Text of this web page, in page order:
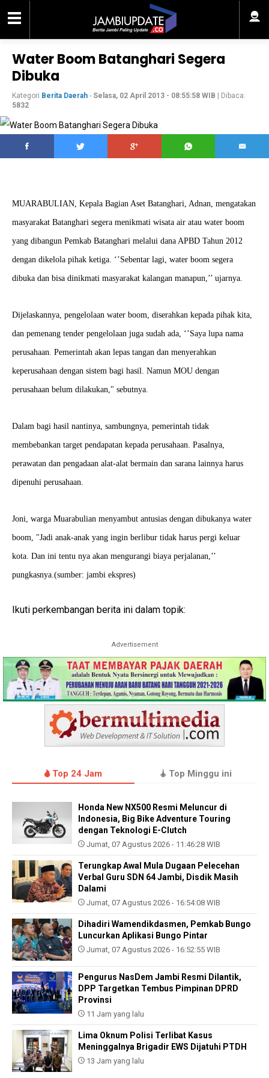
Water Boom Batanghari Segera
Dibuka
Kategori Berita Daerah - Selasa, 02 April 2013 - 08:55:58 WIB | Dibaca:
5832
MUARABULIAN, Kepala Bagian Aset Batanghari, Adnan, mengatakan
masyarakat Batanghari segera menikmati wisata air atau water boom
yang dibangun Pemkab Batanghari melalui dana APBD Tahun 2012
dengan dikelola pihak ketiga. ‘’Sebentar lagi, water boom segera
dibuka dan bisa dinikmati masyarakat kalangan manapun,’’ ujarnya.
Dijelaskannya, pengelolaan water boom, diserahkan kepada pihak kita,
dan pemenang tender pengelolaan juga sudah ada, ‘’Saya lupa nama
perusahaan. Pemerintah akan lepas tangan dan menyerahkan
keperusahaan dengan sistem bagi hasil. Namun MOU dengan
perusahaan belum dilakukan," sebutnya.
Dalam bagi hasil nantinya, sambungnya, pemerintah tidak
membebankan target pendapatan kepada perusahaan. Pasalnya,
perawatan dan pengadaan alat-alat bermain dan sarana lainnya harus
dipenuhi perusahaan.
Joni, warga Muarabulian menyambut antusias dengan dibukanya water
boom, "Jadi anak-anak yang ingin berlibur tidak harus pergi keluar
kota. Dan ini tentu nya akan mengurangi biaya perjalanan,’’
pungkasnya.(sumber: jambi ekspres)
Ikuti perkembangan berita ini dalam topik:
Advertisement
Top 24 Jam Top Minggu ini
Honda New NX500 Resmi Meluncur di
Indonesia, Big Bike Adventure Touring
dengan Teknologi E-Clutch
Jumat, 07 Agustus 2026 - 11:46:28 WIB
Terungkap Awal Mula Dugaan Pelecehan
Verbal Guru SDN 64 Jambi, Disdik Masih
Dalami
Jumat, 07 Agustus 2026 - 16:54:08 WIB
Dihadiri Wamendikdasmen, Pemkab Bungo
Luncurkan Aplikasi Bungo Pintar
Jumat, 07 Agustus 2026 - 16:52:55 WIB
Pengurus NasDem Jambi Resmi Dilantik,
DPP Targetkan Tembus Pimpinan DPRD
Provinsi
11 Jam yang lalu
Lima Oknum Polisi Terlibat Kasus
Meninggalnya Brigadir EWS Dijatuhi PTDH
13 Jam yang lalu